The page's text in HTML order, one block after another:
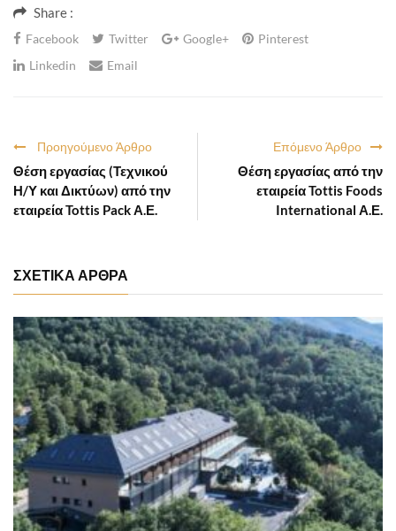
Share :
Facebook Twitter Google+
Pinterest
Linkedin
Email
Επόμενο Άρθρο
Θέση εργασίας από την
εταιρεία Tottis Foods
International Α.Ε.
Προηγούμενο Άρθρο
Θέση εργασίας (Τεχνικού
Η/Υ και Δικτύων) από την
εταιρεία Tottis Pack Α.Ε.
ΣΧΕΤΙΚΑ ΑΡΘΡΑ